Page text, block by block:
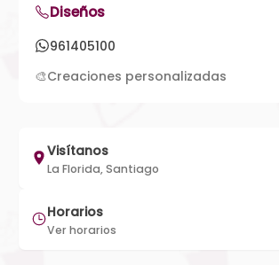
Diseños
961405100
🎨Creaciones personalizadas
Visítanos
La Florida, Santiago
Horarios
Ver horarios